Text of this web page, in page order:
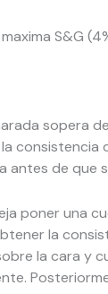
S&G
sopera
consistencia
antes de que
poner una
la
la cara y